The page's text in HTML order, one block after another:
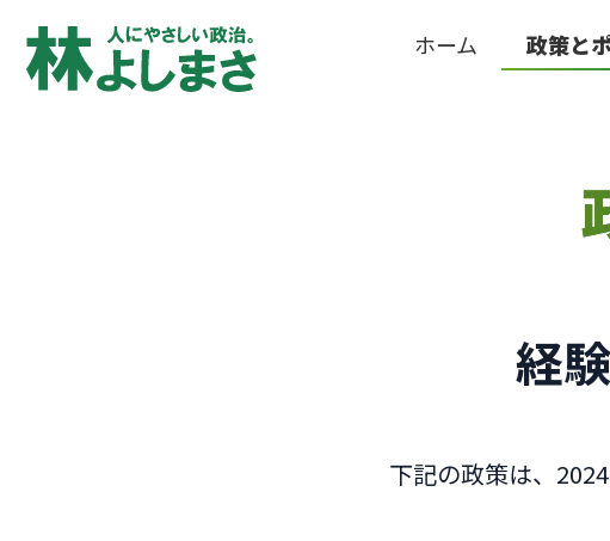
ホーム 政策と
経
下記の政策は、